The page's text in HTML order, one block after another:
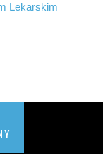
Lekarskim